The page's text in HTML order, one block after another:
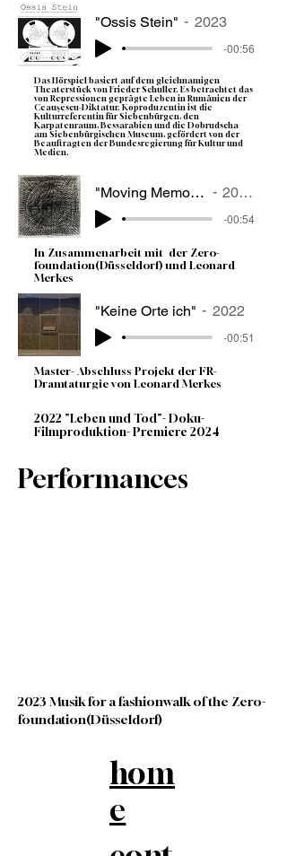
"Ossis Stein" 2023
-00:56
Das Hörspiel basiert auf dem gleichnamigen
Theaterstück von Frieder Schuller. Es betrachtet das
von Repressionen geprägte Leben in Rumänien der
Ceauşescu-Diktatur. Koproduzentin ist die
Kulturreferentin für Siebenbürgen, den
Karpatenraum, Bessarabien und die Dobrudscha
am Siebenbürgischen Museum, gefördert von der
Beauftragten der Bundesregierung für Kultur und
Medien.
"Moving Memory" 2023
-00:54
In Zusammenarbeit mit der Zero-
foundation(Düsseldorf) und Leonard
Merkes
"Keine Orte ich" 2022
-00:51
Master- Abschluss Projekt der FR-
Dramtaturgie von Leonard Merkes
2022 "Leben und Tod"- Doku-
Filmproduktion- Premiere 2024
Performances
2023 Musik for a fashionwalk of the Zero-
foundation(Düsseldorf)
hom
e